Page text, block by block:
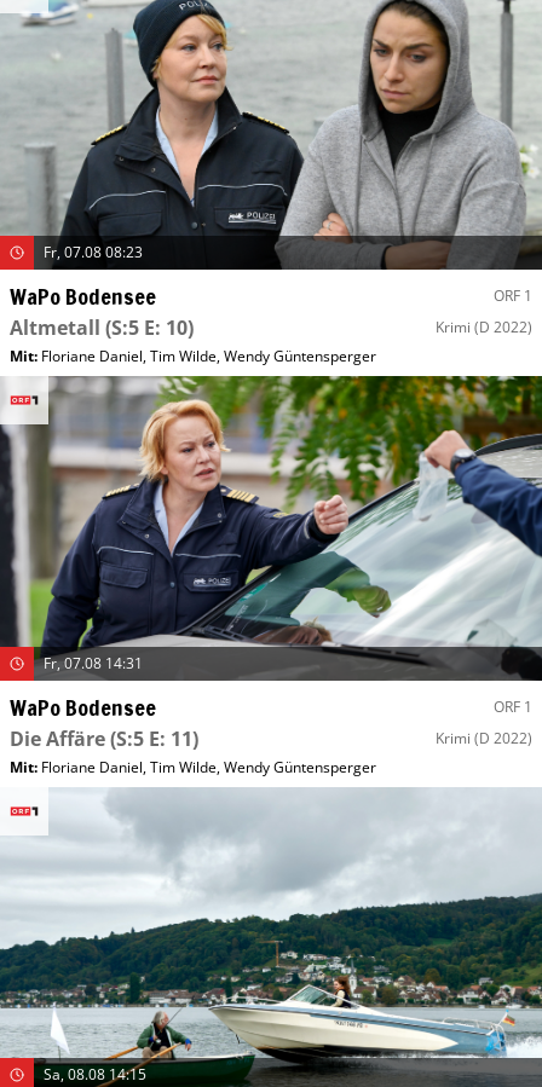
Fr, 07.08 08:23
WaPo Bodensee ORF 1
Altmetall (S:5 E: 10) Krimi (D 2022)
Mit: Floriane Daniel,Tim Wilde,Wendy Güntensperger
Fr, 07.08 14:31
WaPo Bodensee ORF 1
Die Affäre(S:5 E: 11) Krimi (D 2022)
Mit: Floriane Daniel,Tim Wilde,Wendy Güntensperger
Sa, 08.08 14:15